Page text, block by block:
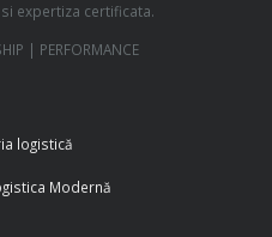
expertiza certificata.
| PERFORMANCE
logistică
Modernă